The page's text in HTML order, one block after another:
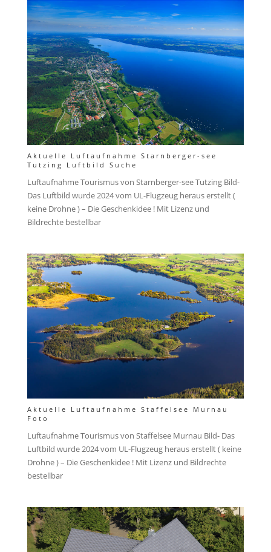
Aktuelle Luftaufnahme Starnberger-see
Tutzing Luftbild Suche
Luftaufnahme Tourismus von Starnberger-see Tutzing Bild-
Das Luftbild wurde 2024 vom UL-Flugzeug heraus erstellt (
keine Drohne ) – Die Geschenkidee ! Mit Lizenz und
Bildrechte bestellbar
Aktuelle Luftaufnahme Staffelsee Murnau
Foto
Luftaufnahme Tourismus von Staffelsee Murnau Bild- Das
Luftbild wurde 2024 vom UL-Flugzeug heraus erstellt ( keine
Drohne ) – Die Geschenkidee ! Mit Lizenz und Bildrechte
bestellbar